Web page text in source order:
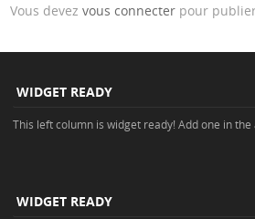
Vous devezvous connecter pour
WIDGET READY
This left column is widget ready! Add one in the
WIDGET READY